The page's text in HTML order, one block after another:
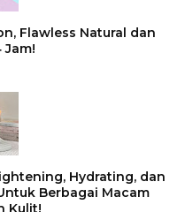
Flawless Natural dan
Jam!
Hydrating, dan
Berbagai Macam
Kulit!